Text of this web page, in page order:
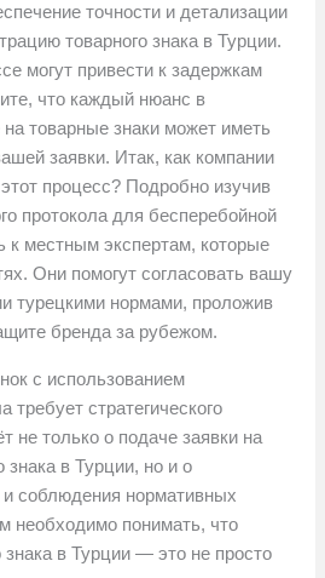
точности и детализации
товарного знака в Турции.
могут привести к задержкам
что каждый нюанс в
товарные знаки может иметь
заявки. Итак, как компании
процесс? Подробно изучив
протокола для бесперебойной
к местным экспертам, которые
Они помогут согласовать вашу
турецкими нормами, проложив
бренда за рубежом.
с использованием
требует стратегического
не только о подаче заявки на
знака в Турции, но и о
и соблюдения нормативных
необходимо понимать, что
знака в Турции — это не просто